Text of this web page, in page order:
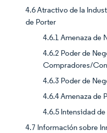
4.6 Atractivo de la
de Porter
4.6.1 Amenaza de
4.6.2 Poder de
Compradores/
4.6.3 Poder de
4.6.4 Amenaza de
4.6.5 Intensidad
4.7 Información sobre